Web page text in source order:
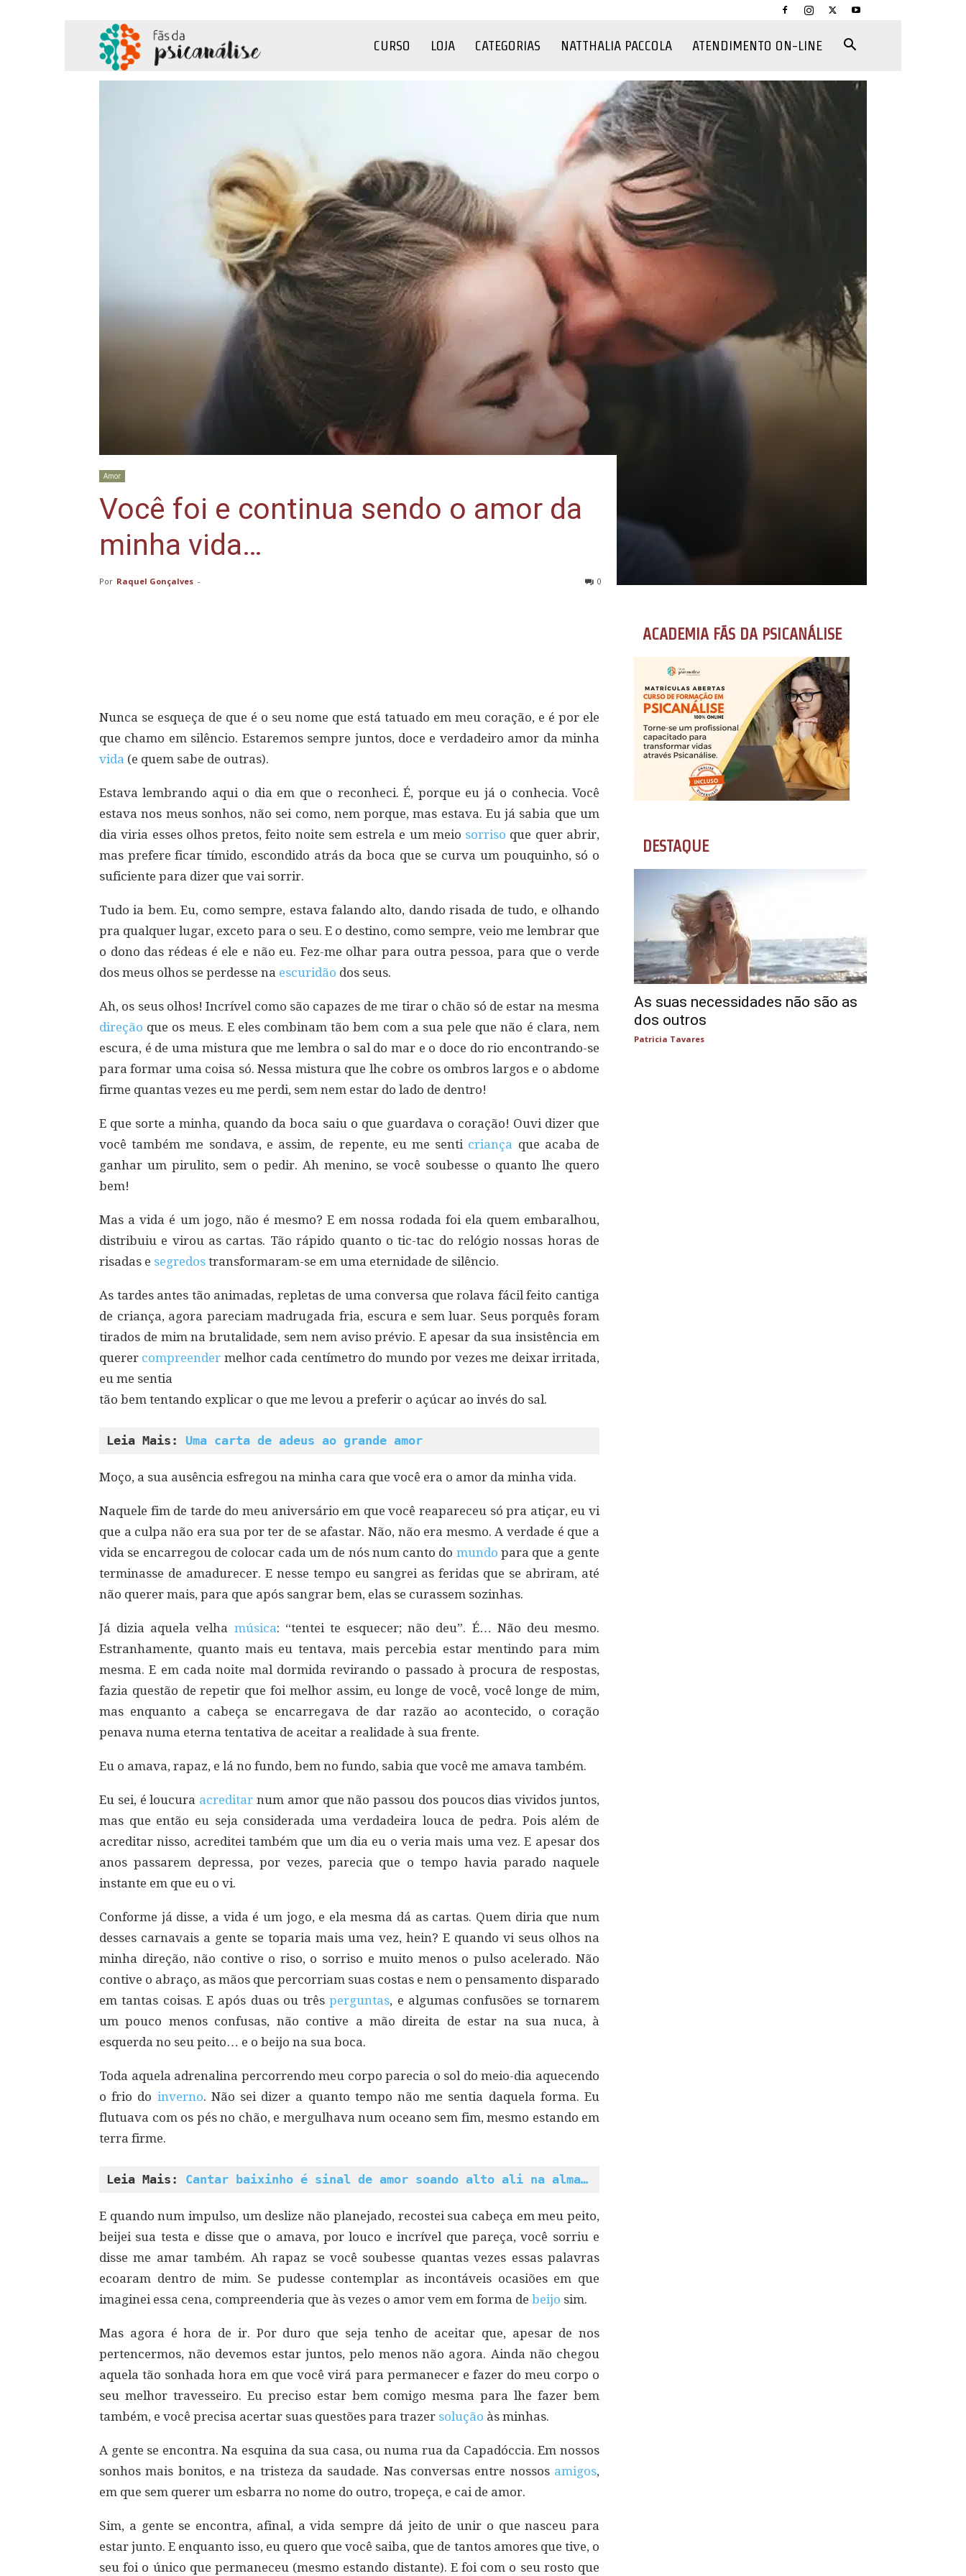
Psicanálise
CURSO LOJA CATEGORIAS NATTHALIA PACCOLA ATENDIMENTO ON-LINE
Amor
Você foi e continua sendo o amor da
minha vida…
Por Raquel Gonçalves - 0
Nunca se esqueça de que é o seu nome que está tatuado em meu coração, e é por ele
que chamo em silêncio. Estaremos sempre juntos, doce e verdadeiro amor da minha
vida (e quem sabe de outras).
Estava lembrando aqui o dia em que o reconheci. É, porque eu já o conhecia. Você
estava nos meus sonhos, não sei como, nem porque, mas estava. Eu já sabia que um
dia viria esses olhos pretos, feito noite sem estrela e um meio sorriso que quer abrir,
mas prefere ficar tímido, escondido atrás da boca que se curva um pouquinho, só o
suficiente para dizer que vai sorrir.
Tudo ia bem. Eu, como sempre, estava falando alto, dando risada de tudo, e olhando
pra qualquer lugar, exceto para o seu. E o destino, como sempre, veio me lembrar que
o dono das rédeas é ele e não eu. Fez-me olhar para outra pessoa, para que o verde
dos meus olhos se perdesse na escuridão dos seus.
Ah, os seus olhos! Incrível como são capazes de me tirar o chão só de estar na mesma
direção que os meus. E eles combinam tão bem com a sua pele que não é clara, nem
escura, é de uma mistura que me lembra o sal do mar e o doce do rio encontrando-se
para formar uma coisa só. Nessa mistura que lhe cobre os ombros largos e o abdome
firme quantas vezes eu me perdi, sem nem estar do lado de dentro!
E que sorte a minha, quando da boca saiu o que guardava o coração! Ouvi dizer que
você também me sondava, e assim, de repente, eu me senti criança que acaba de
ganhar um pirulito, sem o pedir. Ah menino, se você soubesse o quanto lhe quero
bem!
Mas a vida é um jogo, não é mesmo? E em nossa rodada foi ela quem embaralhou,
distribuiu e virou as cartas. Tão rápido quanto o tic-tac do relógio nossas horas de
risadas e segredos transformaram-se em uma eternidade de silêncio.
As tardes antes tão animadas, repletas de uma conversa que rolava fácil feito cantiga
de criança, agora pareciam madrugada fria, escura e sem luar. Seus porquês foram
tirados de mim na brutalidade, sem nem aviso prévio. E apesar da sua insistência em
querer compreender melhor cada centímetro do mundo por vezes me deixar irritada,
eu me sentia
tão bem tentando explicar o que me levou a preferir o açúcar ao invés do sal.
Leia Mais: Uma carta de adeus ao grande amor
Moço, a sua ausência esfregou na minha cara que você era o amor da minha vida.
Naquele fim de tarde do meu aniversário em que você reapareceu só pra atiçar, eu vi
que a culpa não era sua por ter de se afastar. Não, não era mesmo. A verdade é que a
vida se encarregou de colocar cada um de nós num canto do mundo para que a gente
terminasse de amadurecer. E nesse tempo eu sangrei as feridas que se abriram, até
não querer mais, para que após sangrar bem, elas se curassem sozinhas.
Já dizia aquela velha música: “tentei te esquecer; não deu”. É… Não deu mesmo.
Estranhamente, quanto mais eu tentava, mais percebia estar mentindo para mim
mesma. E em cada noite mal dormida revirando o passado à procura de respostas,
fazia questão de repetir que foi melhor assim, eu longe de você, você longe de mim,
mas enquanto a cabeça se encarregava de dar razão ao acontecido, o coração
penava numa eterna tentativa de aceitar a realidade à sua frente.
Eu o amava, rapaz, e lá no fundo, bem no fundo, sabia que você me amava também.
Eu sei, é loucura acreditar num amor que não passou dos poucos dias vividos juntos,
mas que então eu seja considerada uma verdadeira louca de pedra. Pois além de
acreditar nisso, acreditei também que um dia eu o veria mais uma vez. E apesar dos
anos passarem depressa, por vezes, parecia que o tempo havia parado naquele
instante em que eu o vi.
Conforme já disse, a vida é um jogo, e ela mesma dá as cartas. Quem diria que num
desses carnavais a gente se toparia mais uma vez, hein? E quando vi seus olhos na
minha direção, não contive o riso, o sorriso e muito menos o pulso acelerado. Não
contive o abraço, as mãos que percorriam suas costas e nem o pensamento disparado
em tantas coisas. E após duas ou trêsperguntas, e algumas confusões se tornarem
um pouco menos confusas, não contive a mão direita de estar na sua nuca, à
esquerda no seu peito… e o beijo na sua boca.
Toda aquela adrenalina percorrendo meu corpo parecia o sol do meio-dia aquecendo
o frio do inverno. Não sei dizer a quanto tempo não me sentia daquela forma. Eu
flutuava com os pés no chão, e mergulhava num oceano sem fim, mesmo estando em
terra firme.
Leia Mais: Cantar baixinho é sinal de amor soando alto ali na alma…
E quando num impulso, um deslize não planejado, recostei sua cabeça em meu peito,
beijei sua testa e disse que o amava, por louco e incrível que pareça, você sorriu e
disse me amar também. Ah rapaz se você soubesse quantas vezes essas palavras
ecoaram dentro de mim. Se pudesse contemplar as incontáveis ocasiões em que
imaginei essa cena, compreenderia que às vezes o amor vem em forma de beijo sim.
Mas agora é hora de ir. Por duro que seja tenho de aceitar que, apesar de nos
pertencermos, não devemos estar juntos, pelo menos não agora. Ainda não chegou
aquela tão sonhada hora em que você virá para permanecer e fazer do meu corpo o
seu melhor travesseiro. Eu preciso estar bem comigo mesma para lhe fazer bem
também, e você precisa acertar suas questões para trazer solução às minhas.
A gente se encontra. Na esquina da sua casa, ou numa rua da Capadóccia. Em nossos
sonhos mais bonitos, e na tristeza da saudade. Nas conversas entre nossos amigos,
em que sem querer um esbarra no nome do outro, tropeça, e cai de amor.
Sim, a gente se encontra, afinal, a vida sempre dá jeito de unir o que nasceu para
estar junto. E enquanto isso, eu quero que você saiba, que de tantos amores que tive, o
seu foi o único que permaneceu (mesmo estando distante). E foi com o seu rosto que
ACADEMIA FÃS DA PSICANÁLISE
DESTAQUE
As suas necessidades não são as
dos outros
Patricia Tavares